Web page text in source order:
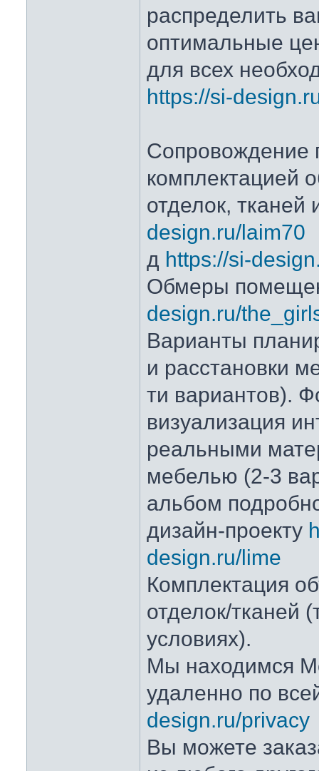
распределить
оптимальные
для всех
https://si-
Сопровождение
комплектацией
отделок, тканей
design.ru/laim70
д https://si-
Обмеры
design.ru/
Варианты
и расстановки
ти вариантов).
визуализация
реальными
мебелью (2-3
альбом
дизайн-проекту
design.ru/lime
Комплектация
отделок/тканей
условиях).
Мы находимся
удаленно по
design.ru/privacy
Вы можете